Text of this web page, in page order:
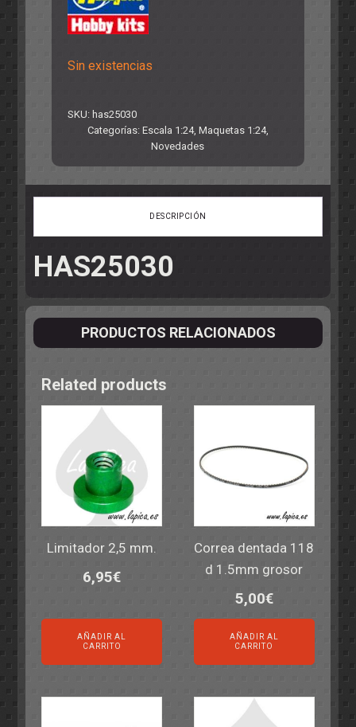
Sin existencias
SKU: has25030
Categorías: Escala 1:24, Maquetas 1:24,
Novedades
DESCRIPCIÓN
HAS25030
PRODUCTOS RELACIONADOS
Related products
Limitador 2,5 mm.
6,95€
AÑADIR AL
CARRITO
Correa dentada 118
d 1.5mm grosor
5,00€
AÑADIR AL
CARRITO